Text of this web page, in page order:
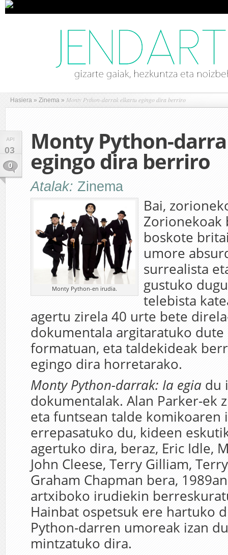
Hasiera » Zinema » Monty Python-darrak elkartu egingo dira berriro
API
03
0
Monty Python-
egingo dira berriro
Atalak: Zinema
Monty Python-en irudia.
Bai,
Zorionekoak
boskote
umore
surrealista
gustuko
telebista
agertu zirela 40 urte bete
dokumentala argitaratuko dute
formatuan, eta taldekideak
egingo dira horretarako.
Monty Python-darrak: Ia egia du
dokumentalak. Alan Parker-ek
eta funtsean talde komikoaren
errepasatuko du, kideen
agertuko dira, beraz, Eric Idle,
John Cleese, Terry Gilliam,
Graham Chapman bera,
artxiboko irudiekin
Hainbat ospetsuk ere hartuko
Python-darren umoreak izan
mintzatuko dira.